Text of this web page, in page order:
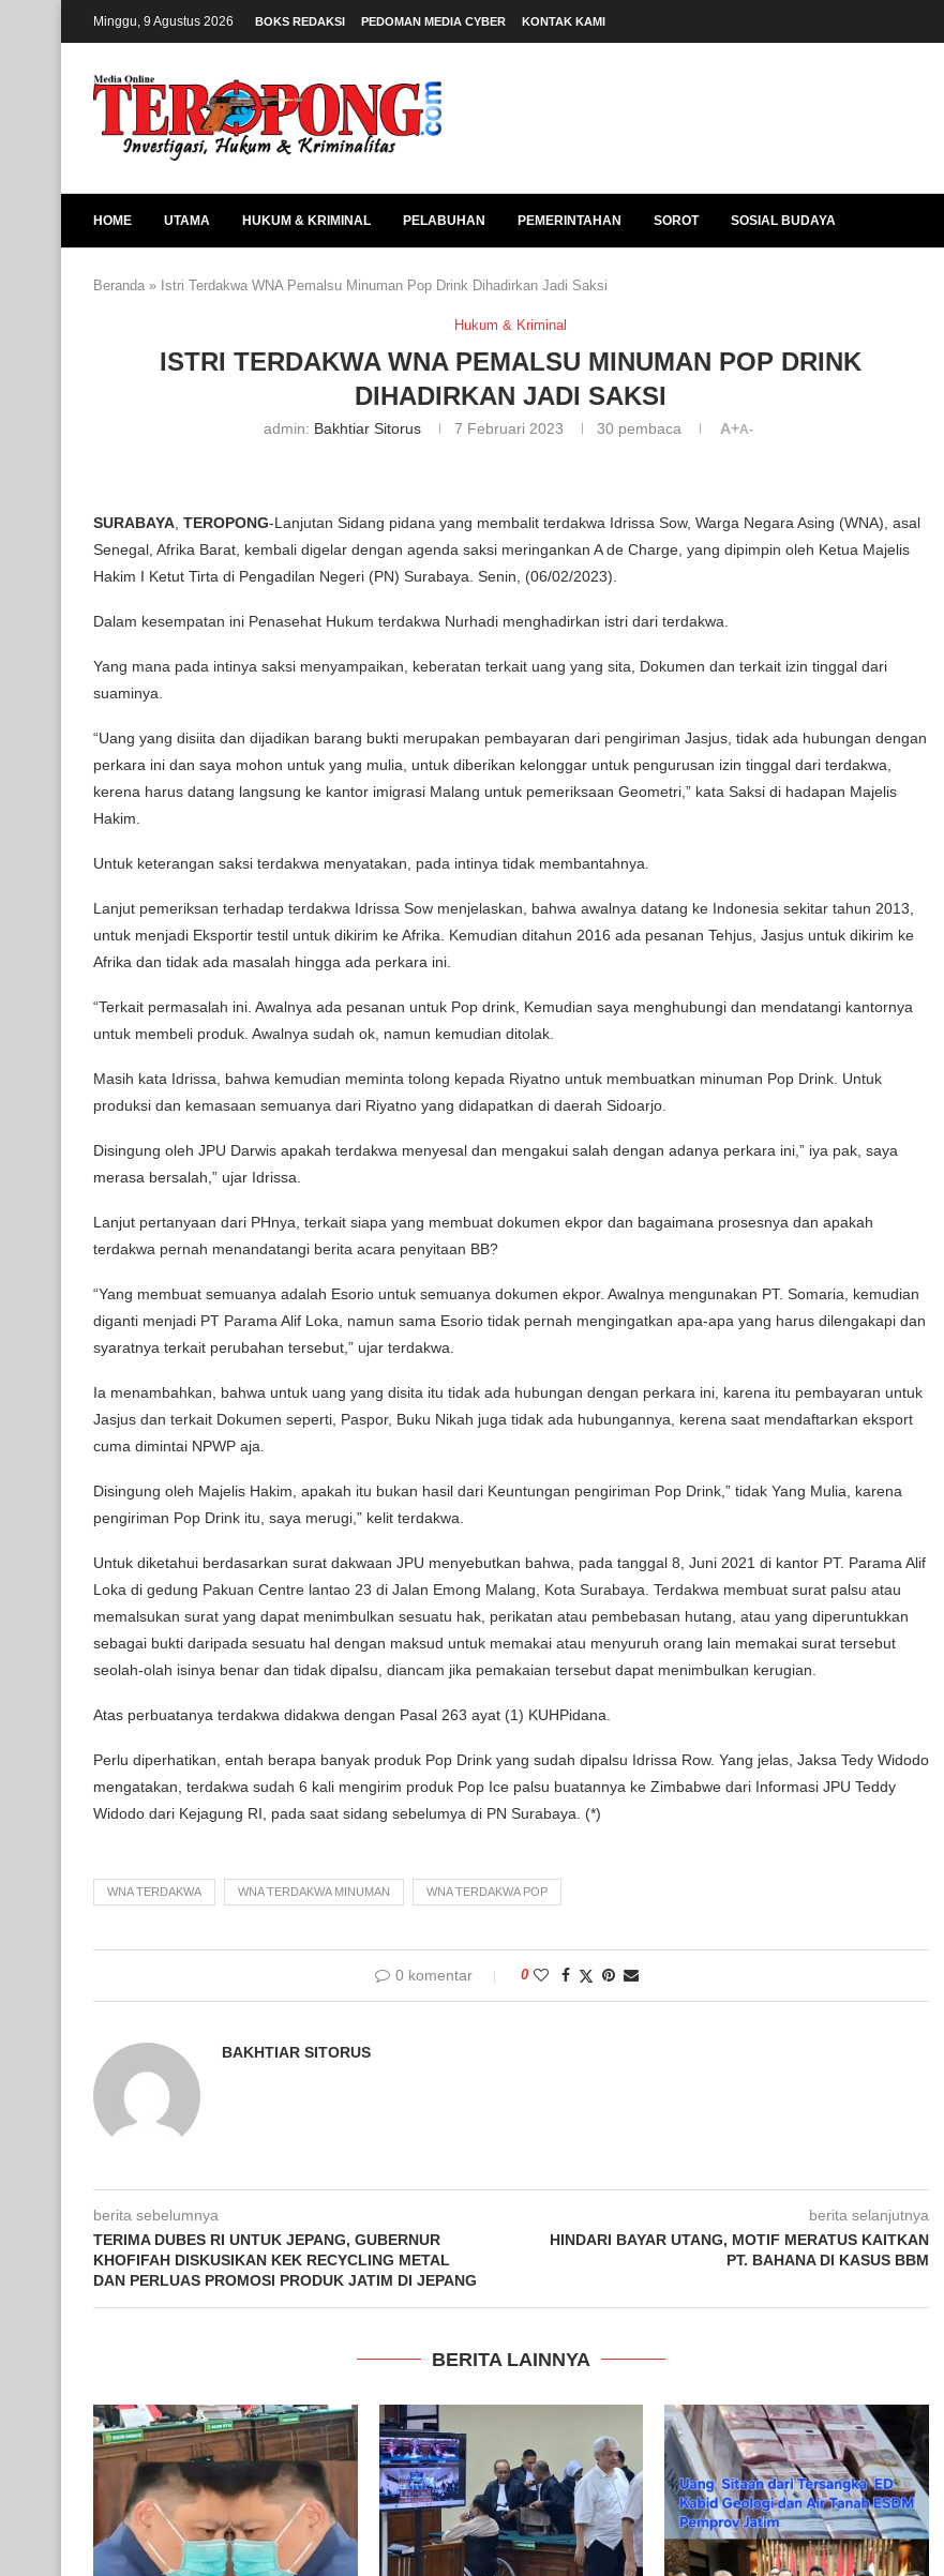
Minggu, 9 Agustus 2026 BOKS REDAKSI PEDOMAN MEDIA CYBER KONTAK KAMI
HOME UTAMA HUKUM & KRIMINAL PELABUHAN PEMERINTAHAN SOROT SOSIAL BUDAYA
Beranda » Istri Terdakwa WNA Pemalsu Minuman Pop Drink Dihadirkan Jadi Saksi
Hukum & Kriminal
ISTRI TERDAKWA WNA PEMALSU MINUMAN POP DRINK
DIHADIRKAN JADI SAKSI
admin: Bakhtiar Sitorus 7 Februari 2023 30pembaca A+A-
SURABAYA TEROPONG-Lanjutan Sidang pidana yang membalit terdakwa Idrissa Sow, Warga Negara Asing (WNA), asal
Senegal, Afrika Barat, kembali digelar dengan agenda saksi meringankan A de Charge, yang dipimpin oleh Ketua Majelis
Hakim I Ketut Tirta di Pengadilan Negeri (PN) Surabaya. Senin, (06/02/2023).
Dalam kesempatan ini Penasehat Hukum terdakwa Nurhadi menghadirkan istri dari terdakwa.
Yang mana pada intinya saksi menyampaikan, keberatan terkait uang yang sita, Dokumen dan terkait izin tinggal dari
suaminya.
“Uang yang disiita dan dijadikan barang bukti merupakan pembayaran dari pengiriman Jasjus, tidak ada hubungan dengan
perkara ini dan saya mohon untuk yang mulia, untuk diberikan kelonggar untuk pengurusan izin tinggal dari terdakwa,
kerena harus datang langsung ke kantor imigrasi Malang untuk pemeriksaan Geometri,” kata Saksi di hadapan Majelis
Hakim.
Untuk keterangan saksi terdakwa menyatakan, pada intinya tidak membantahnya.
Lanjut pemeriksan terhadap terdakwa Idrissa Sow menjelaskan, bahwa awalnya datang ke Indonesia sekitar tahun 2013,
untuk menjadi Eksportir testil untuk dikirim ke Afrika. Kemudian ditahun 2016 ada pesanan Tehjus, Jasjus untuk dikirim ke
Afrika dan tidak ada masalah hingga ada perkara ini.
“Terkait permasalah ini. Awalnya ada pesanan untuk Pop drink, Kemudian saya menghubungi dan mendatangi kantornya
untuk membeli produk. Awalnya sudah ok, namun kemudian ditolak.
Masih kata Idrissa, bahwa kemudian meminta tolong kepada Riyatno untuk membuatkan minuman Pop Drink. Untuk
produksi dan kemasaan semuanya dari Riyatno yang didapatkan di daerah Sidoarjo.
Disingung oleh JPU Darwis apakah terdakwa menyesal dan mengakui salah dengan adanya perkara ini,” iya pak, saya
merasa bersalah,” ujar Idrissa.
Lanjut pertanyaan dari PHnya, terkait siapa yang membuat dokumen ekpor dan bagaimana prosesnya dan apakah
terdakwa pernah menandatangi berita acara penyitaan BB?
“Yang membuat semuanya adalah Esorio untuk semuanya dokumen ekpor. Awalnya mengunakan PT. Somaria, kemudian
diganti menjadi PT Parama Alif Loka, namun sama Esorio tidak pernah mengingatkan apa-apa yang harus dilengakapi dan
syaratnya terkait perubahan tersebut,” ujar terdakwa.
Ia menambahkan, bahwa untuk uang yang disita itu tidak ada hubungan dengan perkara ini, karena itu pembayaran untuk
Jasjus dan terkait Dokumen seperti, Paspor, Buku Nikah juga tidak ada hubungannya, kerena saat mendaftarkan eksport
cuma dimintai NPWP aja.
Disingung oleh Majelis Hakim, apakah itu bukan hasil dari Keuntungan pengiriman Pop Drink,” tidak Yang Mulia, karena
pengiriman Pop Drink itu, saya merugi,” kelit terdakwa.
Untuk diketahui berdasarkan surat dakwaan JPU menyebutkan bahwa, pada tanggal 8, Juni 2021 di kantor PT. Parama Alif
Loka di gedung Pakuan Centre lantao 23 di Jalan Emong Malang, Kota Surabaya. Terdakwa membuat surat palsu atau
memalsukan surat yang dapat menimbulkan sesuatu hak, perikatan atau pembebasan hutang, atau yang diperuntukkan
sebagai bukti daripada sesuatu hal dengan maksud untuk memakai atau menyuruh orang lain memakai surat tersebut
seolah-olah isinya benar dan tidak dipalsu, diancam jika pemakaian tersebut dapat menimbulkan kerugian.
Atas perbuatanya terdakwa didakwa dengan Pasal 263 ayat (1) KUHPidana.
Perlu diperhatikan, entah berapa banyak produk Pop Drink yang sudah dipalsu Idrissa Row. Yang jelas, Jaksa Tedy Widodo
mengatakan, terdakwa sudah 6 kali mengirim produk Pop Ice palsu buatannya ke Zimbabwe dari Informasi JPU Teddy
Widodo dari Kejagung RI, pada saat sidang sebelumya di PN Surabaya. (*)
WNA TERDAKWA WNA TERDAKWA MINUMAN WNA TERDAKWA POP
0 komentar 0
BAKHTIAR SITORUS
berita sebelumnya
TERIMA DUBES RI UNTUK JEPANG, GUBERNUR
KHOFIFAH DISKUSIKAN KEK RECYCLING METAL
DAN PERLUAS PROMOSI PRODUK JATIM DI JEPANG
berita selanjutnya
HINDARI BAYAR UTANG, MOTIF MERATUS KAITKAN
PT. BAHANA DI KASUS BBM
BERITA LAINNYA